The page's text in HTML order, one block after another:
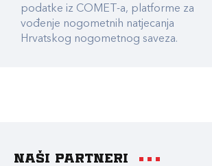
podatke iz COMET-a, platforme za
vođenje nogometnih natjecanja
Hrvatskog nogometnog saveza.
Naši partneri